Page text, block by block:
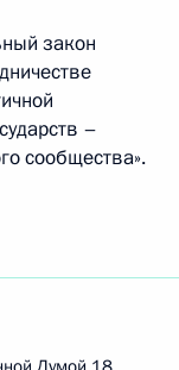
закон
–
сообщества».